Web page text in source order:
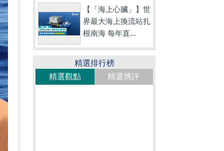
【「海上心臟」】世
界最大海上換流站扎
根南海 每年直...
精選排行榜
精選觀點
精選博評